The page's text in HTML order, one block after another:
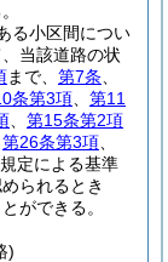
る小区間につい
当該道路の状
まで、 第7条
条第3項
第11
第15条第2項
第26条第3項
定による基準
られるとき
ができる。
)